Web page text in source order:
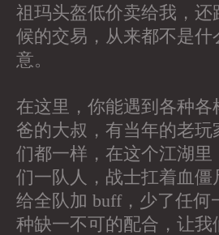
祖玛头盔低价卖给我，
候的交易，从来都不是
意。
在这里，你能遇到各种
爸的大叔，有当年的老
们都一样，在这个江湖
们一队人，战士扛着血
给全队加 buff，少了任
种缺一不可的配合，让